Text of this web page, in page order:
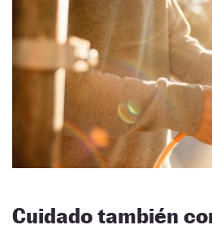
Cuidado también